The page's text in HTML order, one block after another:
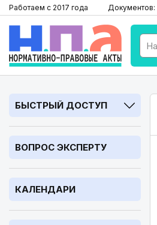
Работаем с 2017 года Документов:
БЫСТРЫЙ ДОСТУП
ВОПРОС ЭКСПЕРТУ
КАЛЕНДАРИ